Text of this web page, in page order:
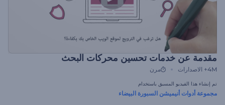
مقدمة عن خدمات تحسين محركات البحث
4M+ الاصدارات مرن
تم إنشاء هذا الفيديو المسبق باستخدام
مجموعة أدوات أنيميشن السبورة البيضاء